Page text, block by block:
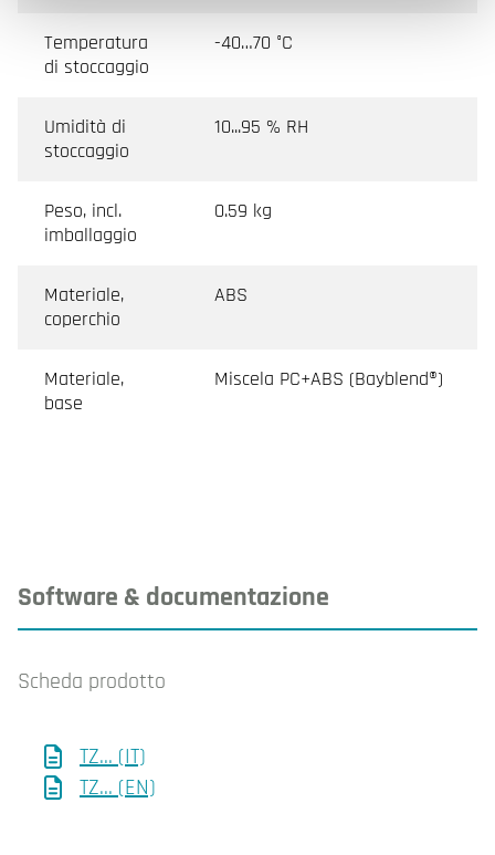
Temperatura
di stoccaggio
-40…70 °C
Umidità di
stoccaggio
10...95 % RH
Peso, incl.
imballaggio
0.59 kg
Materiale,
coperchio
ABS
Materiale,
base
Miscela PC+ABS (Bayblend®)
Software & documentazione
Scheda prodotto
TZ... (IT)
TZ... (EN)